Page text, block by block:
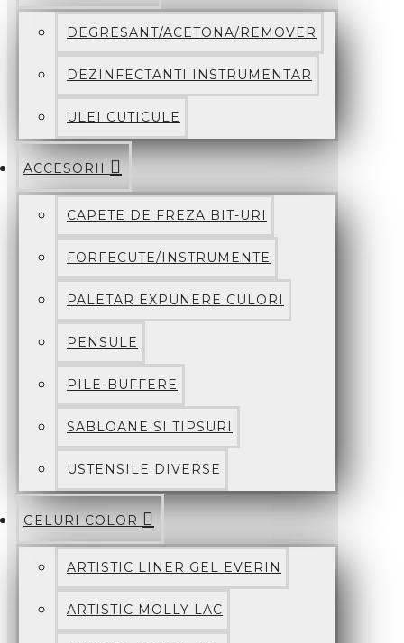
DEGRESANT/ACETONA/REMOVER
DEZINFECTANTI INSTRUMENTAR
ULEI CUTICULE
ACCESORII
CAPETE DE FREZA BIT-URI
FORFECUTE/INSTRUMENTE
PALETAR EXPUNERE CULORI
PENSULE
PILE-BUFFERE
SABLOANE SI TIPSURI
USTENSILE DIVERSE
GELURI COLOR
ARTISTIC LINER GEL EVERIN
ARTISTIC MOLLY LAC